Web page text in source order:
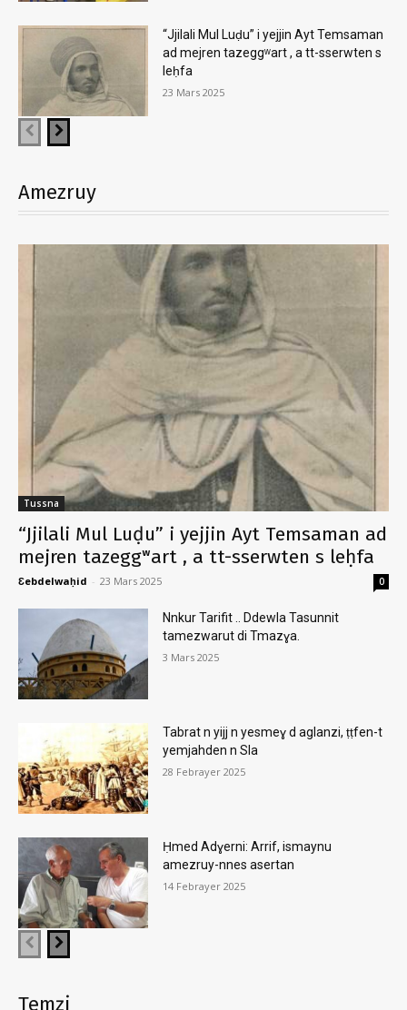
“Jjilali Mul Luḍu” i yejjin Ayt Temsaman
ad mejren tazeggʷart , a tt-sserwten s
leḥfa
23 Mars 2025
Amezruy
Tussna
“Jjilali Mul Luḍu” i yejjin Ayt Temsaman ad
mejren tazeggʷart , a tt-sserwten s leḥfa
Ɛebdelwaḥid - 23 Mars 2025 0
Nnkur Tarifit .. Ddewla Tasunnit
tamezwarut di Tmazɣa.
3 Mars 2025
Tabrat n yijj n yesmeɣ d aglanzi, ṭṭfen-t
yemjahden n Sla
28 Febrayer 2025
Ḥmed Adɣerni: Arrif, ismaynu
amezruy-nnes asertan
14 Febrayer 2025
Temẓi